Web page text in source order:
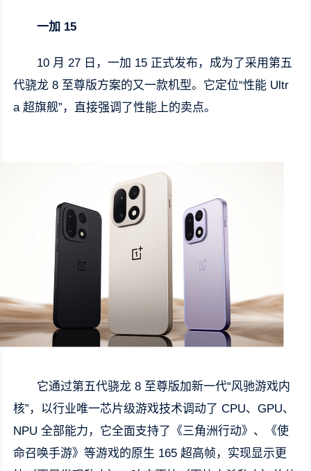
一加 15
10 月 27 日，一加 15 正式发布，成为了采用第五
代骁龙 8 至尊版方案的又一款机型。它定位“性能 Ultr
a 超旗舰”，直接强调了性能上的卖点。
它通过第五代骁龙 8 至尊版加新一代“风驰游戏内
核”，以行业唯一芯片级游戏技术调动了 CPU、GPU、
NPU 全部能力，它全面支持了《三角洲行动》、《使
命召唤手游》等游戏的原生 165 超高帧，实现显示更